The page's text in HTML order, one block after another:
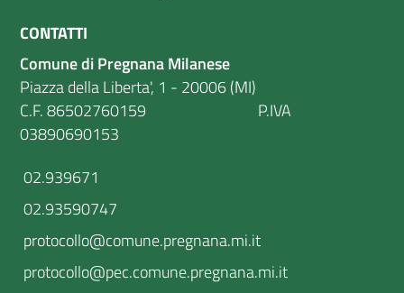
CONTATTI
Comune di Pregnana Milanese
Piazza della Liberta', 1 - 20006 (MI)
C.F. 86502760159 P.IVA
03890690153
02.939671
02.93590747
protocollo@comune.pregnana.mi.it
protocollo@pec.comune.pregnana.mi.it